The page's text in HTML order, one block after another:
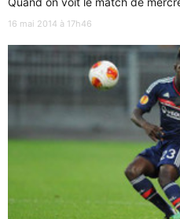
16 mai 2014 à 17h46